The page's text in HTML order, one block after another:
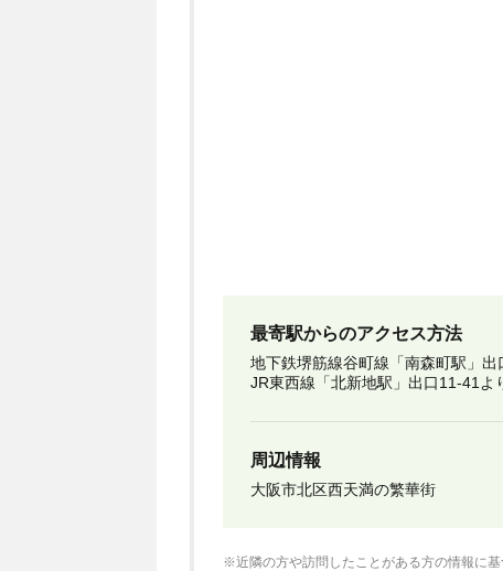
最寄駅からのアクセス方法
地下鉄堺筋線谷町線「南森町駅」出
JR東西線「北新地駅」出口11-41よ
周辺情報
大阪市北区西天満の繁華街
※近隣の方や訪問したことがある方の情報に基